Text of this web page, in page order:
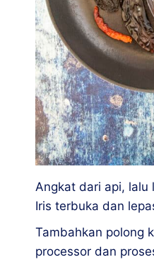
Angkat dari api, lalu
Iris terbuka dan
Tambahkan polong
processor dan